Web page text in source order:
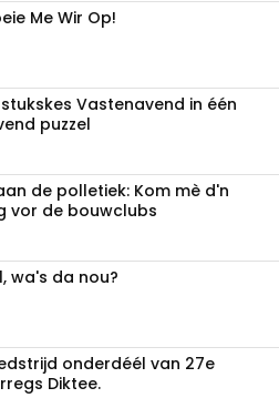
Me Wir Op!
Vastenavend in één
puzzel
de polletiek: Kom mè d'n
vor de bouwclubs
wa's da nou?
onderdéél van 27e
Diktee.